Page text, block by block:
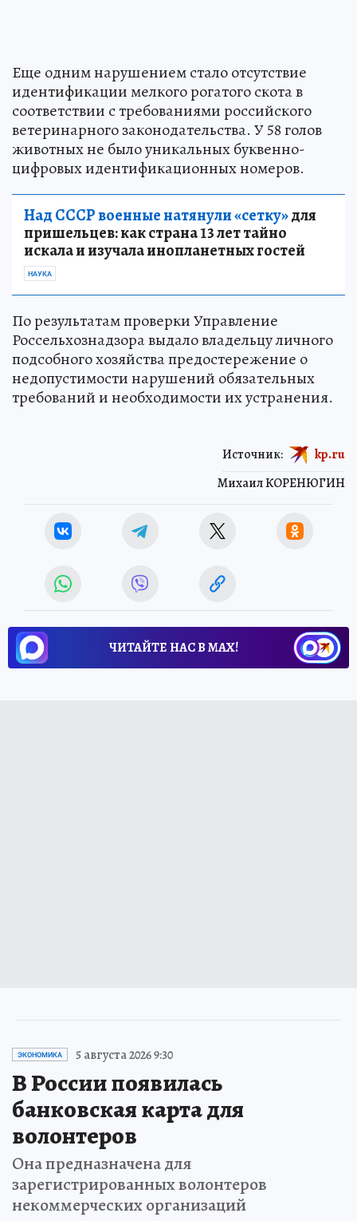
Еще одним нарушением стало отсутствие
идентификации мелкого рогатого скота в
соответствии с требованиями российского
ветеринарного законодательства. У 58 голов
животных не было уникальных буквенно-
цифровых идентификационных номеров.
Над СССР военные натянули «сетку»для
пришельцев: как страна 13 лет тайно
искала и изучала инопланетных гостей
НАУКА
По результатам проверки Управление
Россельхознадзора выдало владельцу личного
подсобного хозяйства предостережение о
недопустимости нарушений обязательных
требований и необходимости их устранения.
Михаил КОРЕНЮГИН
Источник: kp.ru
ЧИТАЙТЕ НАС В МАХ!
ЭКОНОМИКА 5 августа 2026 9:30
В России появилась
банковская карта для
волонтеров
Она предназначена для
зарегистрированных волонтеров
некоммерческих организаций